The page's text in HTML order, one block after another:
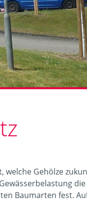
Gehölze
Baumarten fest.